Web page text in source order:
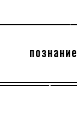
познание